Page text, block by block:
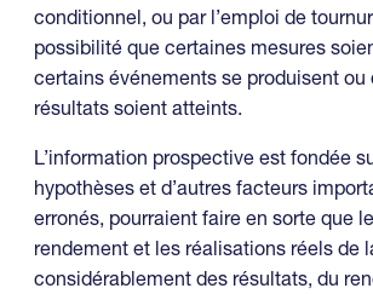
conditionnel, ou par l’emploi de
possibilité que certaines mesures
certains événements se produisent ou
résultats soient atteints.
L’information prospective est fondée
hypothèses et d’autres facteurs
erronés, pourraient faire en sorte que
rendement et les réalisations réels de
considérablement des résultats, du